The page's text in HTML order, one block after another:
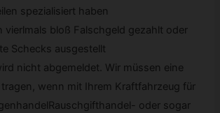
spezialisiert haben
vierlmals bloß Falschgeld gezahlt oder
Schecks ausgestellt
nicht abgemeldet. Wir müssen eine
wenn mit Ihrem Kraftfahrzeug für
oder sogar